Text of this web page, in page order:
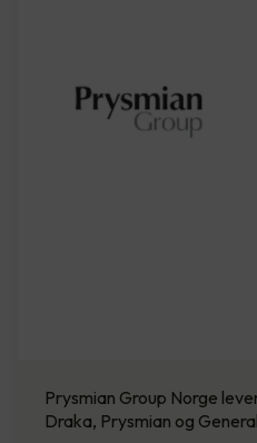
Prysmian Group Norge
Draka, Prysmian og